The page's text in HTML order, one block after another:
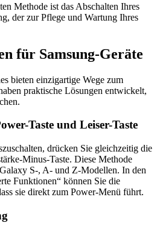
Methode ist das Abschalten Ihres
der zur Pflege und Wartung Ihres
für Samsung-Geräte
bieten einzigartige Wege zum
praktische Lösungen entwickelt,
Taste und Leiser-Taste
drücken Sie gleichzeitig die
Minus-Taste. Diese Methode
S-, A- und Z-Modellen. In den
Funktionen“ können Sie die
sie direkt zum Power-Menü führt.